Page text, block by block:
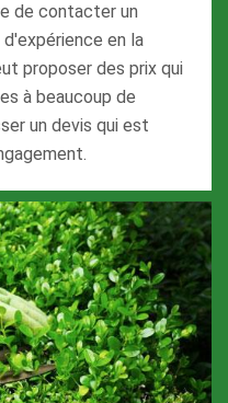
de contacter un
en la
proposer des prix qui
à beaucoup de
un devis qui est